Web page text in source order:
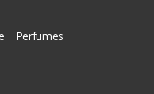
Perfumes